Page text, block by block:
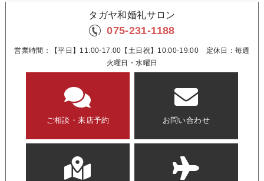
タガヤ和婚礼サロン
075-231-1188
営業時間：【平日】11:00-17:00【土日祝】10:00-19:00 定休日：毎週
火曜日・水曜日
ご相談・来店予約 お問い合わせ